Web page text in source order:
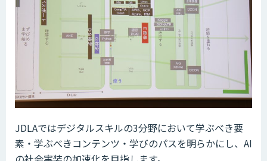
JDLAではデジタルスキルの3分野において学ぶべき要
素・学ぶべきコンテンツ・学びのパスを明らかにし、AI